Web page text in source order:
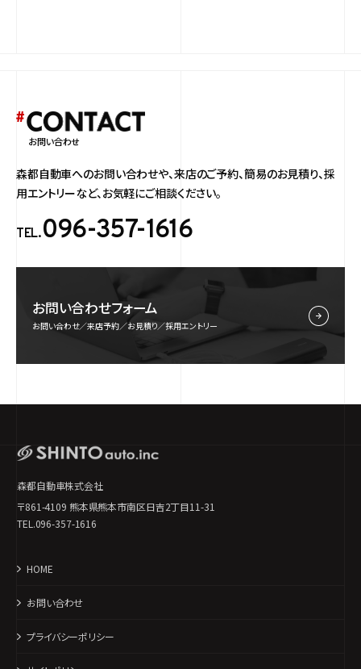
お問い合わせ
森都自動車へのお問い合わせや、来店のご予約、簡易のお見積り、採
用エントリーなど、お気軽にご相談ください。
TEL.096-357-1616
お問い合わせフォーム
お問い合わせ／来店予約／お見積り／採用エントリー
森都自動車株式会社
〒861-4109 熊本県熊本市南区日吉2丁目11-31
TEL.096-357-1616
HOME
お問い合わせ
プライバシーポリシー